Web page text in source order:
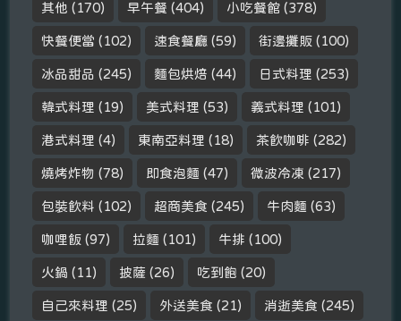
其他 (170) 早午餐 (404) 小吃餐館 (378)
快餐便當 (102) 速食餐廳 (59) 街邊攤販 (100)
冰品甜品 (245) 麵包烘焙 (44) 日式料理 (253)
韓式料理 (19) 美式料理 (53) 義式料理 (101)
港式料理 (4) 東南亞料理 (18) 茶飲咖啡 (282)
燒烤炸物 (78) 即食泡麵 (47) 微波冷凍 (217)
包裝飲料 (102) 超商美食 (245) 牛肉麵 (63)
咖哩飯 (97) 拉麵 (101) 牛排 (100)
火鍋 (11) 披薩 (26) 吃到飽 (20)
自己來料理 (25) 外送美食 (21) 消逝美食 (245)